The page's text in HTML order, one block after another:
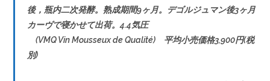
後，瓶内二次発酵。熟成期間9ヶ月。デゴルジュマン後3ヶ月
カーヴで寝かせて出荷。4.4気圧
(VMQ Vin Mousseux de Qualité) 平均小売価格3,900円(税
別)